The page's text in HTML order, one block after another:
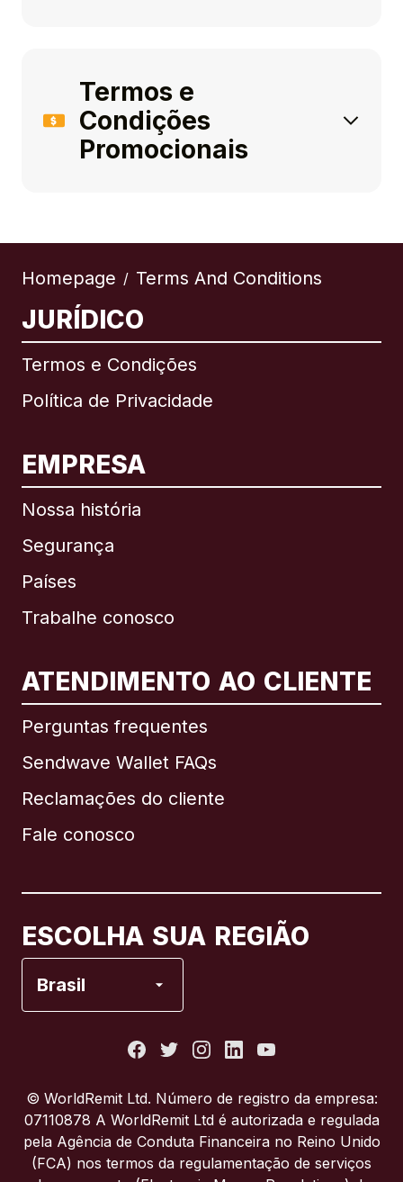
Termos e
Condições
Promocionais
Homepage / Terms And Conditions
JURÍDICO
Termos e Condições
Política de Privacidade
EMPRESA
Nossa história
Segurança
Países
Trabalhe conosco
ATENDIMENTO AO CLIENTE
Perguntas frequentes
Sendwave Wallet FAQs
Reclamações do cliente
Fale conosco
ESCOLHA SUA REGIÃO
Brasil
Internacional English
Brasil
Itália
© WorldRemit Ltd. Número de registro da empresa:
07110878 A WorldRemit Ltd é autorizada e regulada
pela Agência de Conduta Financeira no Reino Unido
(FCA) nos termos da regulamentação de serviços